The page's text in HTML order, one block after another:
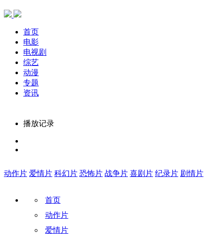
首页
电影
电视剧
综艺
动漫
专题
资讯
播放记录
动作片 爱情片 科幻片 恐怖片 战争片 喜剧片 纪录片 剧情片
首页
动作片
爱情片